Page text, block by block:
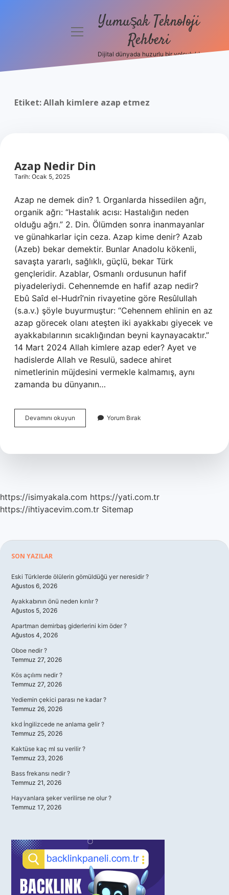
Politikası
menüyüYumuşak Teknoloji
Rehberi
Dijital dünyada huzurlu bir yolculuk!
Etiket:Allah kimlere azap etmez
Azap Nedir Din
Tarih: Ocak 5, 2025
Azap ne demek din? 1. Organlarda hissedilen ağrı,
organik ağrı: “Hastalık acısı: Hastalığın neden
olduğu ağrı.” 2. Din. Ölümden sonra inanmayanlar
ve günahkarlar için ceza. Azap kime denir? Azab
(Azeb) bekar demektir. Bunlar Anadolu kökenli,
savaşta yararlı, sağlıklı, güçlü, bekar Türk
gençleridir. Azablar, Osmanlı ordusunun hafif
piyadeleriydi. Cehennemde en hafif azap nedir?
Ebû Saîd el-Hudrî’nin rivayetine göre Resûlullah
(s.a.v.) şöyle buyurmuştur: “Cehennem ehlinin en az
azap görecek olanı ateşten iki ayakkabı giyecek ve
ayakkabılarının sıcaklığından beyni kaynayacaktır.”
14 Mart 2024 Allah kimlere azap eder? Ayet ve
hadislerde Allah ve Resulü, sadece ahiret
nimetlerinin müjdesini vermekle kalmamış, aynı
zamanda bu dünyanın…
Devamını okuyun
Nedir
Yorum Bırak
https://isimyakala.com https://yati.com.tr
https://ihtiyacevim.com.tr Sitemap
Sidebar
SON YAZILAR
Eski Türklerde ölülerin gömüldüğü yer neresidir ?
Ağustos 6, 2026
Ayakkabının önü neden kırılır ?
Ağustos 5, 2026
Apartman demirbaş giderlerini kim öder ?
Ağustos 4, 2026
Oboe nedir ?
Temmuz 27, 2026
Kös açılımı nedir ?
Temmuz 27, 2026
Yediemin çekici parası ne kadar ?
Temmuz 26, 2026
kkd İngilizcede ne anlama gelir ?
Temmuz 25, 2026
Kaktüse kaç ml su verilir ?
Temmuz 23, 2026
Bass frekansı nedir ?
Temmuz 21, 2026
Hayvanlara şeker verilirse ne olur ?
Temmuz 17, 2026